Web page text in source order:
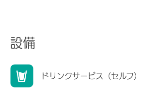
設備
ドリンクサービス（セルフ）